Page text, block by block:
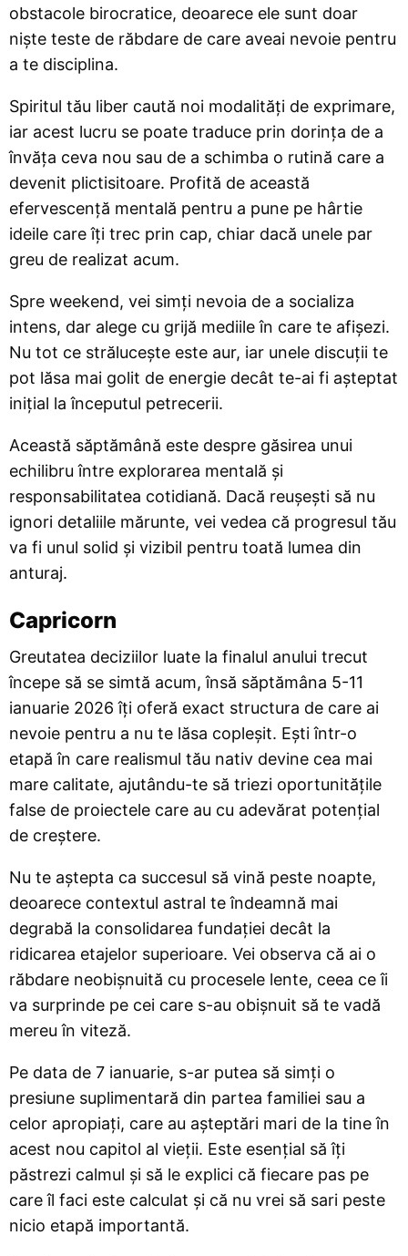
obstacole birocratice, deoarece ele sunt doar
niște teste de răbdare de care aveai nevoie pentru
a te disciplina.
Spiritul tău liber caută noi modalități de exprimare,
iar acest lucru se poate traduce prin dorința de a
învăța ceva nou sau de a schimba o rutină care a
devenit plictisitoare. Profită de această
efervescență mentală pentru a pune pe hârtie
ideile care îți trec prin cap, chiar dacă unele par
greu de realizat acum.
Spre weekend, vei simți nevoia de a socializa
intens, dar alege cu grijă mediile în care te afișezi.
Nu tot ce strălucește este aur, iar unele discuții te
pot lăsa mai golit de energie decât te-ai fi așteptat
inițial la începutul petrecerii.
Această săptămână este despre găsirea unui
echilibru între explorarea mentală și
responsabilitatea cotidiană. Dacă reușești să nu
ignori detaliile mărunte, vei vedea că progresul tău
va fi unul solid și vizibil pentru toată lumea din
anturaj.
Capricorn
Greutatea deciziilor luate la finalul anului trecut
începe să se simtă acum, însă săptămâna 5-11
ianuarie 2026 îți oferă exact structura de care ai
nevoie pentru a nu te lăsa copleșit. Ești într-o
etapă în care realismul tău nativ devine cea mai
mare calitate, ajutându-te să triezi oportunitățile
false de proiectele care au cu adevărat potențial
de creștere.
Nu te aștepta ca succesul să vină peste noapte,
deoarece contextul astral te îndeamnă mai
degrabă la consolidarea fundației decât la
ridicarea etajelor superioare. Vei observa că ai o
răbdare neobișnuită cu procesele lente, ceea ce îi
va surprinde pe cei care s-au obișnuit să te vadă
mereu în viteză.
Pe data de 7 ianuarie, s-ar putea să simți o
presiune suplimentară din partea familiei sau a
celor apropiați, care au așteptări mari de la tine în
acest nou capitol al vieții. Este esențial să îți
păstrezi calmul și să le explici că fiecare pas pe
care îl faci este calculat și că nu vrei să sari peste
nicio etapă importantă.